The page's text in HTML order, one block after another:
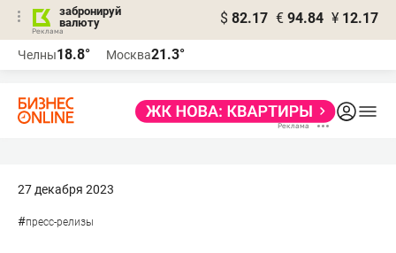
забронируй
валюту
$ 82.17 € 94.84 ¥ 12.17
Челны18.8° Москва21.3°
27 декабря 2023
#пресс-релизы